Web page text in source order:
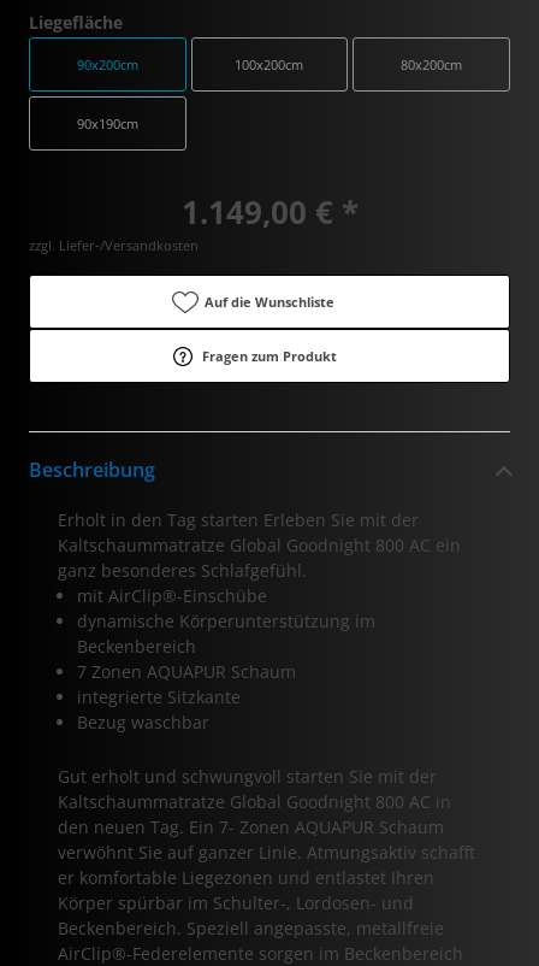
Liegefläche
90x200cm 100x200cm 80x200cm
90x190cm
1.149,00 € *
zzgl. Liefer-/Versandkosten
Auf die Wunschliste
Fragen zum Produkt
Beschreibung
Erholt in den Tag starten Erleben Sie mit der
Kaltschaummatratze Global Goodnight 800 AC ein
ganz besonderes Schlafgefühl.
mit AirClip®-Einschübe
dynamische Körperunterstützung im
Beckenbereich
7 Zonen AQUAPUR Schaum
integrierte Sitzkante
Bezug waschbar
Gut erholt und schwungvoll starten Sie mit der
Kaltschaummatratze Global Goodnight 800 AC in
den neuen Tag. Ein 7- Zonen AQUAPUR Schaum
verwöhnt Sie auf ganzer Linie. Atmungsaktiv schafft
er komfortable Liegezonen und entlastet Ihren
Körper spürbar im Schulter-, Lordosen- und
Beckenbereich. Speziell angepasste, metallfreie
AirClip®-Federelemente sorgen im Beckenbereich